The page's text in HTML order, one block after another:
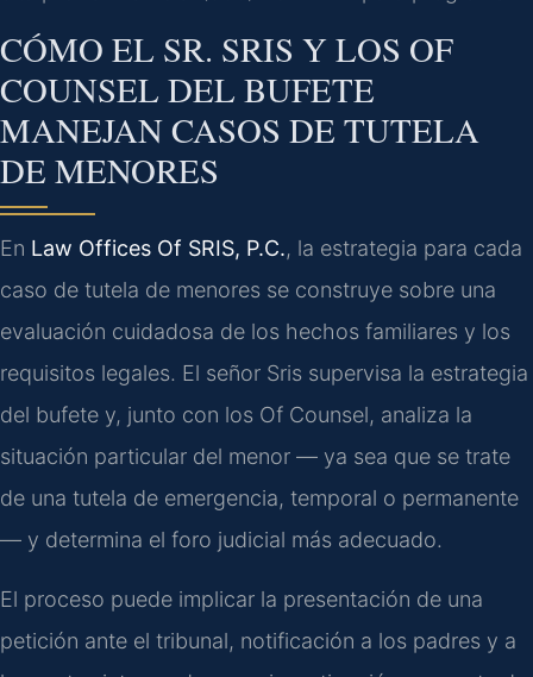
CÓMO EL SR. SRIS Y LOS OF
COUNSEL DEL BUFETE
MANEJAN CASOS DE TUTELA
DE MENORES
En Law Offices Of SRIS, P.C., la estrategia para cada
caso de tutela de menores se construye sobre una
evaluación cuidadosa de los hechos familiares y los
requisitos legales. El señor Sris supervisa la estrategia
del bufete y, junto con los Of Counsel, analiza la
situación particular del menor — ya sea que se trate
de una tutela de emergencia, temporal o permanente
— y determina el foro judicial más adecuado.
El proceso puede implicar la presentación de una
petición ante el tribunal, notificación a los padres y a